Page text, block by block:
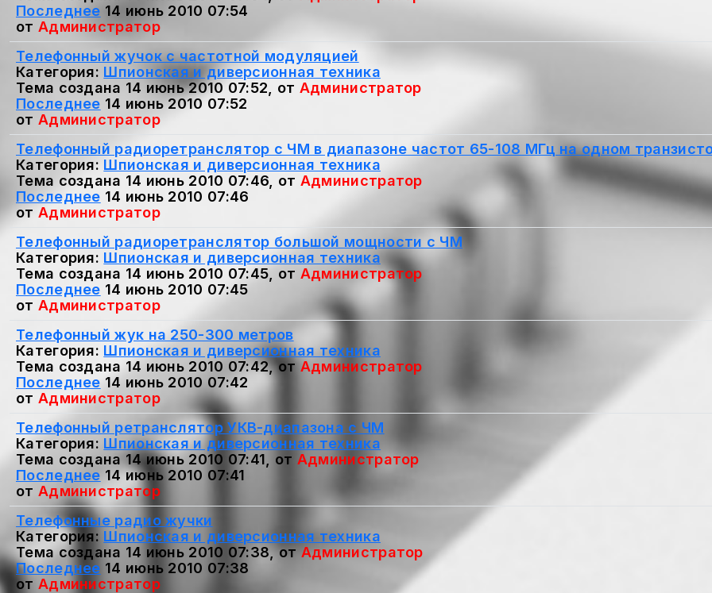
Последнее 14 июнь 2010 07:54
от Администратор
Телефонный жучок с частотной модуляцией
Категория: Шпионская и диверсионная техника
Тема создана 14 июнь 2010 07:52, от Администратор
Последнее 14 июнь 2010 07:52
от Администратор
Телефонный радиоретранслятор с ЧМ в диапазоне частот 65-108 МГц на одном
Категория: Шпионская и диверсионная техника
Тема создана 14 июнь 2010 07:46, от Администратор
Последнее 14 июнь 2010 07:46
от Администратор
Телефонный радиоретранслятор большой мощности с ЧМ
Категория: Шпионская и диверсионная техника
Тема создана 14 июнь 2010 07:45, от Администратор
Последнее 14 июнь 2010 07:45
от Администратор
Телефонный жук на 250-300 метров
Категория: Шпионская и диверсионная техника
Тема создана 14 июнь 2010 07:42, от Администратор
Последнее 14 июнь 2010 07:42
от Администратор
Телефонный ретранслятор УКВ-диапазона с ЧМ
Категория: Шпионская и диверсионная техника
Тема создана 14 июнь 2010 07:41, от Администратор
Последнее 14 июнь 2010 07:41
от Администратор
Телефонные радио жучки
Категория: Шпионская и диверсионная техника
Тема создана 14 июнь 2010 07:38, от Администратор
Последнее 14 июнь 2010 07:38
от Администратор